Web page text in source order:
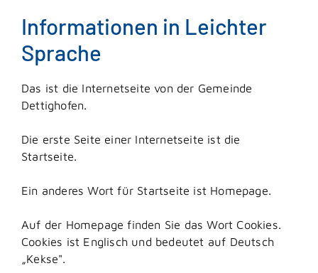
Informationen in Leichter
Sprache
Das ist die Internetseite von der Gemeinde
Dettighofen.
Die erste Seite einer Internetseite ist die
Startseite.
Ein anderes Wort für Startseite ist Homepage.
Auf der Homepage finden Sie das Wort Cookies.
Cookies ist Englisch und bedeutet auf Deutsch
„Kekse".